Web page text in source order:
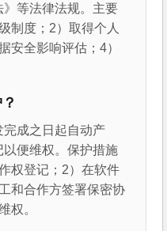
等法律法规。主要
制度；2）取得个人
安全影响评估；4）
成之日起自动产
便维权。保护措施
权登记；2）在软件
和合作方签署保密协
权。